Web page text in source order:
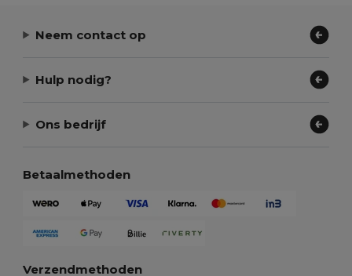
Neem contact op
Hulp nodig?
Ons bedrijf
Betaalmethoden
Verzendmethoden